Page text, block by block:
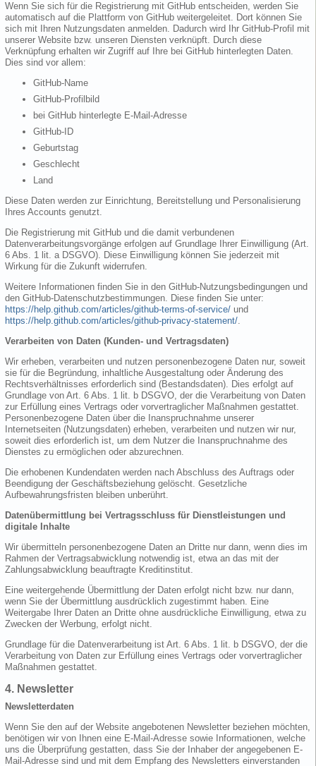
Wenn Sie sich für die Registrierung mit GitHub entscheiden, werden Sie
automatisch auf die Plattform von GitHub weitergeleitet. Dort können Sie
sich mit Ihren Nutzungsdaten anmelden. Dadurch wird Ihr GitHub-Profil mit
unserer Website bzw. unseren Diensten verknüpft. Durch diese
Verknüpfung erhalten wir Zugriff auf Ihre bei GitHub hinterlegten Daten.
Dies sind vor allem:
GitHub-Name
GitHub-Profilbild
bei GitHub hinterlegte E-Mail-Adresse
GitHub-ID
Geburtstag
Geschlecht
Land
Diese Daten werden zur Einrichtung, Bereitstellung und Personalisierung
Ihres Accounts genutzt.
Die Registrierung mit GitHub und die damit verbundenen
Datenverarbeitungsvorgänge erfolgen auf Grundlage Ihrer Einwilligung (Art.
6 Abs. 1 lit. a DSGVO). Diese Einwilligung können Sie jederzeit mit
Wirkung für die Zukunft widerrufen.
Weitere Informationen finden Sie in den GitHub-Nutzungsbedingungen und
den GitHub-Datenschutzbestimmungen. Diese finden Sie unter:
https://help.github.com/articles/github-terms-of-service/ und
https://help.github.com/articles/github-privacy-statement/.
Verarbeiten von Daten (Kunden- und Vertragsdaten)
Wir erheben, verarbeiten und nutzen personenbezogene Daten nur, soweit
sie für die Begründung, inhaltliche Ausgestaltung oder Änderung des
Rechtsverhältnisses erforderlich sind (Bestandsdaten). Dies erfolgt auf
Grundlage von Art. 6 Abs. 1 lit. b DSGVO, der die Verarbeitung von Daten
zur Erfüllung eines Vertrags oder vorvertraglicher Maßnahmen gestattet.
Personenbezogene Daten über die Inanspruchnahme unserer
Internetseiten (Nutzungsdaten) erheben, verarbeiten und nutzen wir nur,
soweit dies erforderlich ist, um dem Nutzer die Inanspruchnahme des
Dienstes zu ermöglichen oder abzurechnen.
Die erhobenen Kundendaten werden nach Abschluss des Auftrags oder
Beendigung der Geschäftsbeziehung gelöscht. Gesetzliche
Aufbewahrungsfristen bleiben unberührt.
Datenübermittlung bei Vertragsschluss für Dienstleistungen und
digitale Inhalte
Wir übermitteln personenbezogene Daten an Dritte nur dann, wenn dies im
Rahmen der Vertragsabwicklung notwendig ist, etwa an das mit der
Zahlungsabwicklung beauftragte Kreditinstitut.
Eine weitergehende Übermittlung der Daten erfolgt nicht bzw. nur dann,
wenn Sie der Übermittlung ausdrücklich zugestimmt haben. Eine
Weitergabe Ihrer Daten an Dritte ohne ausdrückliche Einwilligung, etwa zu
Zwecken der Werbung, erfolgt nicht.
Grundlage für die Datenverarbeitung ist Art. 6 Abs. 1 lit. b DSGVO, der die
Verarbeitung von Daten zur Erfüllung eines Vertrags oder vorvertraglicher
Maßnahmen gestattet.
4. Newsletter
Newsletterdaten
Wenn Sie den auf der Website angebotenen Newsletter beziehen möchten,
benötigen wir von Ihnen eine E-Mail-Adresse sowie Informationen, welche
uns die Überprüfung gestatten, dass Sie der Inhaber der angegebenen E-
Mail-Adresse sind und mit dem Empfang des Newsletters einverstanden